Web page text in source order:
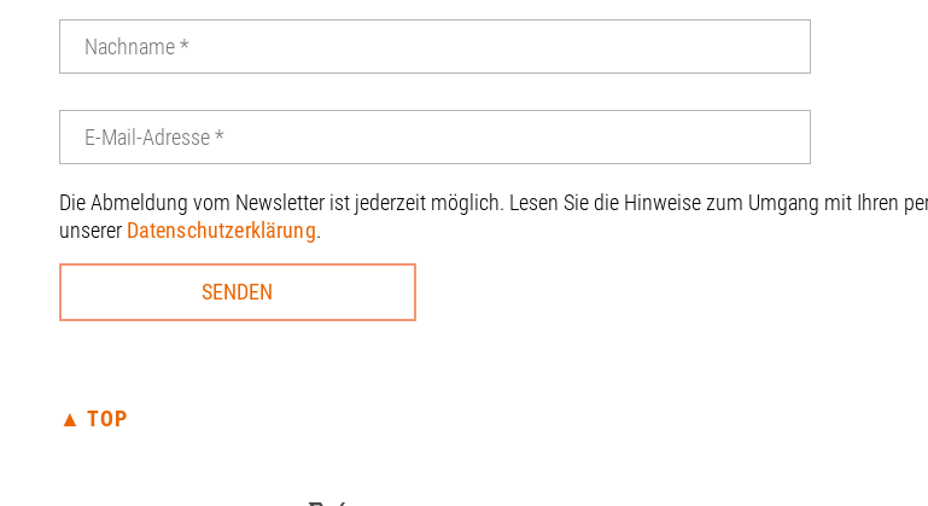
Die Abmeldung vom Newsletter ist jederzeit möglich. Lesen Sie die Hinweise zum Umgang mit Ihren
unserer Datenschutzerklärung.
▲ TOP